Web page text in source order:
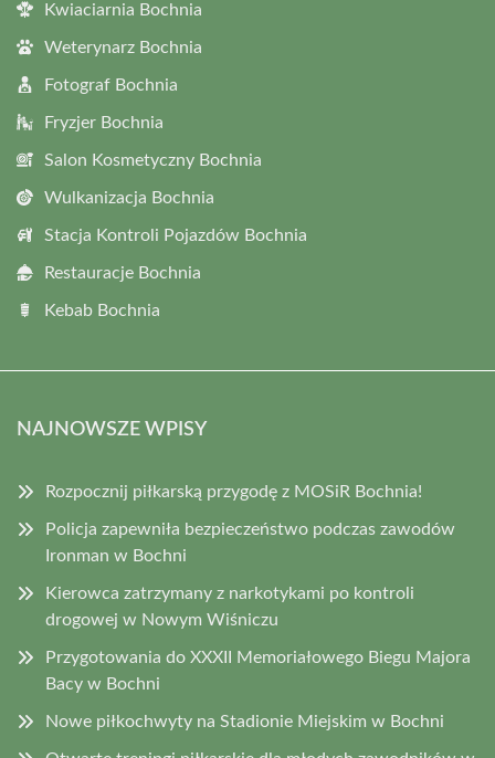
Kwiaciarnia Bochnia
Weterynarz Bochnia
Fotograf Bochnia
Fryzjer Bochnia
Salon Kosmetyczny Bochnia
Wulkanizacja Bochnia
Stacja Kontroli Pojazdów Bochnia
Restauracje Bochnia
Kebab Bochnia
NAJNOWSZE WPISY
Rozpocznij piłkarską przygodę z MOSiR Bochnia!
Policja zapewniła bezpieczeństwo podczas zawodów
Ironman w Bochni
Kierowca zatrzymany z narkotykami po kontroli
drogowej w Nowym Wiśniczu
Przygotowania do XXXII Memoriałowego Biegu Majora
Bacy w Bochni
Nowe piłkochwyty na Stadionie Miejskim w Bochni